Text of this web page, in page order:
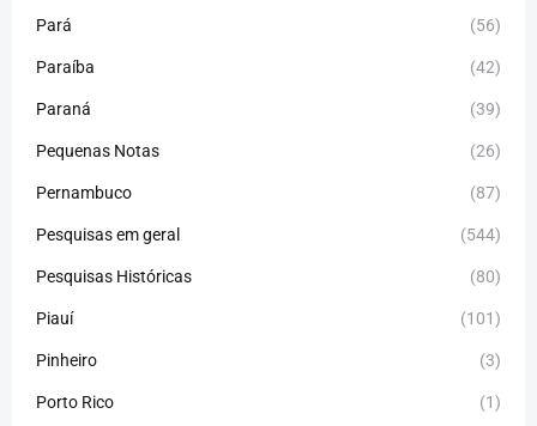
Pará (56)
Paraíba (42)
Paraná (39)
Pequenas Notas (26)
Pernambuco (87)
Pesquisas em geral (544)
Pesquisas Históricas (80)
Piauí (101)
Pinheiro (3)
Porto Rico (1)